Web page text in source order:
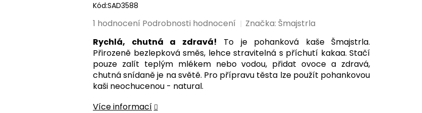
Rychlá, chutná a zdravá! To je pohanková kaše Šmajstrla.
Přirozeně bezlepková směs, lehce stravitelná s příchutí kakaa. Stačí
pouze zalít teplým mlékem nebo vodou, přidat ovoce a zdravá,
chutná snídaně je na světě. Pro přípravu těsta lze použít pohankovou
kaši neochucenou - natural.
Více informací
Kód:SAD3588
Průměrné
produktu
je
5,0
z
5
hvězdiček.
1 hodnocení Podrobnosti hodnocení Značka:Šmajstrla